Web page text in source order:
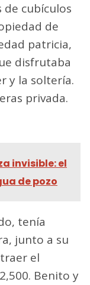
de cubículos
de
patricia,
disfrutaba
y la soltería.
privada.
invisible: el
de pozo
tenía
junto a su
el
Benito y